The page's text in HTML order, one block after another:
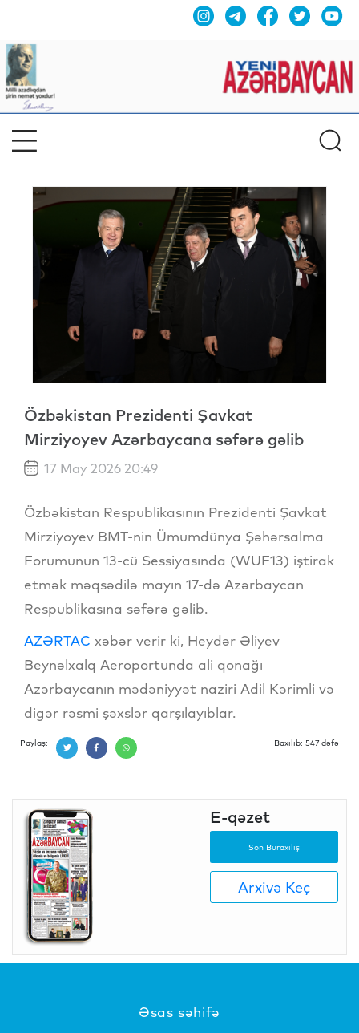
Özbəkistan Prezidenti Şavkat
Mirziyoyev Azərbaycana səfərə gəlib
17 May 2026 20:49
Özbəkistan Respublikasının Prezidenti Şavkat
Mirziyoyev BMT-nin Ümumdünya Şəhərsalma
Forumunun 13-cü Sessiyasında (WUF13) iştirak
etmək məqsədilə mayın 17-də Azərbaycan
Respublikasına səfərə gəlib.
AZƏRTAC xəbər verir ki, Heydər Əliyev
Beynəlxalq Aeroportunda ali qonağı
Azərbaycanın mədəniyyət naziri Adil Kərimli və
digər rəsmi şəxslər qarşılayıblar.
Paylaş: Baxılıb: 547 dəfə
E-qəzet
Son Buraxılış
Arxivə Keç
Əsas səhifə